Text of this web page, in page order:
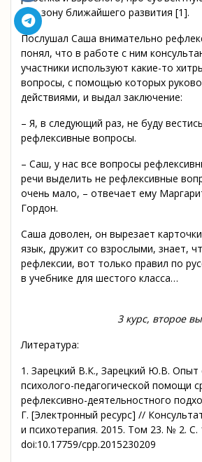
про зону ближайшего развития [1].
Послушал Саша внимательно
понял, что в работе с ним
участники используют какие-то
вопросы, с помощью которых
действиями, и выдал заключение:
– Я, в следующий раз, не буду
рефлексивные вопросы.
– Саш, у нас все вопросы
речи выделить не рефлексивные
очень мало, – отвечает ему
Гордон.
Саша доволен, он вырезает
язык, дружит со взрослыми, знает,
рефлексии, вот только правил по
в учебнике для шестого класса…
3 курс, второе
Литература:
1. Зарецкий В.К., Зарецкий Ю.В. Опыт
психолого-педагогической помощи
рефлексивно-деятельностного
Г. [Электронный ресурс] //
и психотерапия. 2015. Том 23. № 2. С.
doi:10.17759/cpp.2015230209